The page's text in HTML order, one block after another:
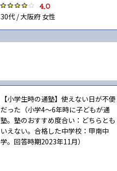
4.0
30代 / 大阪府 女性
【小学生時の通塾】使えない日が不便
だった（小学4〜6年時に子どもが通
塾。塾のおすすめ度合い：どちらとも
いえない。合格した中学校：甲南中
学。回答時期2023年11月）